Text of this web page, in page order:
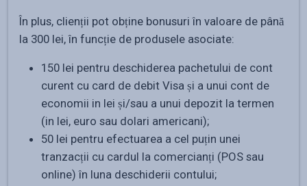
În plus, clienții pot obține bonusuri în valoare de până
la 300 lei, în funcție de produsele asociate:
150 lei pentru deschiderea pachetului de cont
curent cu card de debit Visa și a unui cont de
economii in lei și/sau a unui depozit la termen
(in lei, euro sau dolari americani);
50 lei pentru efectuarea a cel puțin unei
tranzacții cu cardul la comercianți (POS sau
online) în luna deschiderii contului;